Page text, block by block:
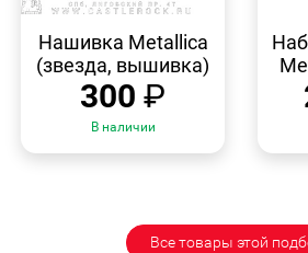
ПРОСМОТР
Нашивка Metallica
(звезда, вышивка)
300 ₽
В наличии
Все товары этой